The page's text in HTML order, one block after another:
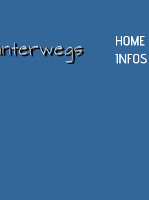
HOME
INFOS